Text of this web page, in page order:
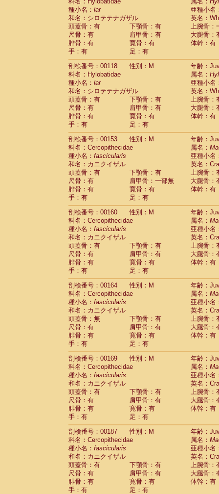
種小名： lar
亜種小名
和名：シロテテナガザル
英名：
頭蓋骨：有
下顎骨：有
上腕骨：
尺骨：有
肩甲骨：有
大腿骨：
腓骨：有
寛骨：有
体幹：有
手：有
足：有
剖検番号：00118
性別：M
年齢：
科名：Hylobatidae
属名：
種小名： lar
亜種小名
和名：シロテテナガザル
英名：
頭蓋骨：有
下顎骨：有
上腕骨：
尺骨：有
肩甲骨：有
大腿骨：
腓骨：有
寛骨：有
体幹：有
手：有
足：有
剖検番号：00153
性別：M
年齢：
科名：Cercopithecidae
属名：
種小名： fascicularis
亜種小名
和名：カニクイザル
英名：
頭蓋骨：有
下顎骨：有
上腕骨：
尺骨：有
肩甲骨：一部無
大腿骨：
腓骨：有
寛骨：有
体幹：有
手：有
足：有
剖検番号：00160
性別：M
年齢：
科名：Cercopithecidae
属名：
種小名： fascicularis
亜種小名
和名：カニクイザル
英名：
頭蓋骨：有
下顎骨：有
上腕骨：
尺骨：有
肩甲骨：有
大腿骨：
腓骨：有
寛骨：有
体幹：有
手：有
足：有
剖検番号：00164
性別：M
年齢：
科名：Cercopithecidae
属名：
種小名： fascicularis
亜種小名
和名：カニクイザル
英名：
頭蓋骨：無
下顎骨：有
上腕骨：
尺骨：有
肩甲骨：有
大腿骨：
腓骨：有
寛骨：有
体幹：有
手：有
足：有
剖検番号：00169
性別：M
年齢：
科名：Cercopithecidae
属名：
種小名： fascicularis
亜種小名
和名：カニクイザル
英名：
頭蓋骨：有
下顎骨：有
上腕骨：
尺骨：有
肩甲骨：有
大腿骨：
腓骨：有
寛骨：有
体幹：有
手：有
足：有
剖検番号：00187
性別：M
年齢：
科名：Cercopithecidae
属名：
種小名： fascicularis
亜種小名
和名：カニクイザル
英名：
頭蓋骨：有
下顎骨：有
上腕骨：
尺骨：有
肩甲骨：有
大腿骨：
腓骨：有
寛骨：有
体幹：有
手：有
足：有